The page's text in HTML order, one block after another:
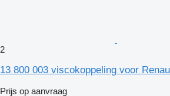
2
13 800 003 viscokoppeling voor
Prijs op aanvraag